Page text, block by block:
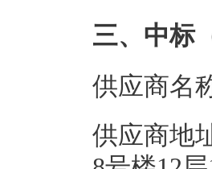
三、中标
供应商名
供应商地